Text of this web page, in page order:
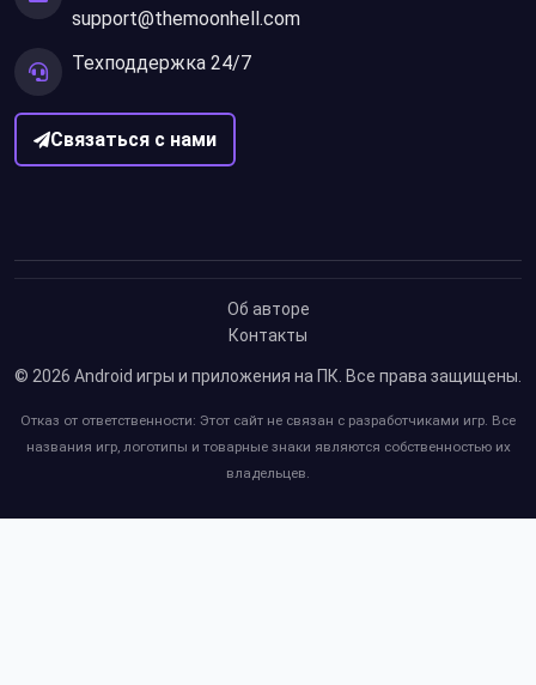
support@themoonhell.com
Техподдержка 24/7
Связаться с нами
Об авторе
Контакты
© 2026 Android игры и приложения на ПК. Все права защищены.
Отказ от ответственности: Этот сайт не связан с разработчиками игр. Все
названия игр, логотипы и товарные знаки являются собственностью их
владельцев.